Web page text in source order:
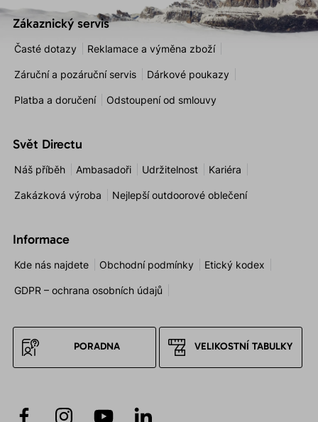
Zákaznický servis
Časté dotazy Reklamace a výměna zboží
Záruční a pozáruční servis Dárkové poukazy
Platba a doručení Odstoupení od smlouvy
Svět Directu
Náš příběh Ambasadoři Udržitelnost Kariéra
Zakázková výroba Nejlepší outdoorové oblečení
Informace
Kde nás najdete Obchodní podmínky Etický kodex
GDPR – ochrana osobních údajů
PORADNA VELIKOSTNÍ TABULKY